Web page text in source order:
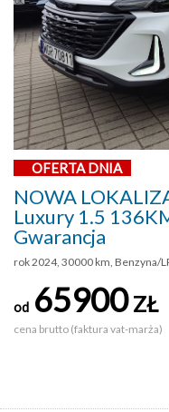
OFERTA DNIA
NOWA
Luxury 1.5
Gwarancja
rok 2024, 30000 km, Benzyna/
od 65900ZŁ
cena brutto (faktura vat-marża)